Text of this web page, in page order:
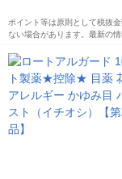
ポイント等は原則として税抜
ない場合があります。最新の